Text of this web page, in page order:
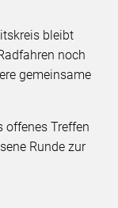
bleibt
noch
gemeinsame
Treffen
Runde zur